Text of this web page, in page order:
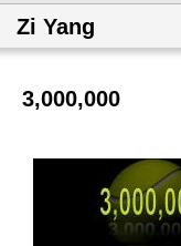
Zi Yang
3,000,000